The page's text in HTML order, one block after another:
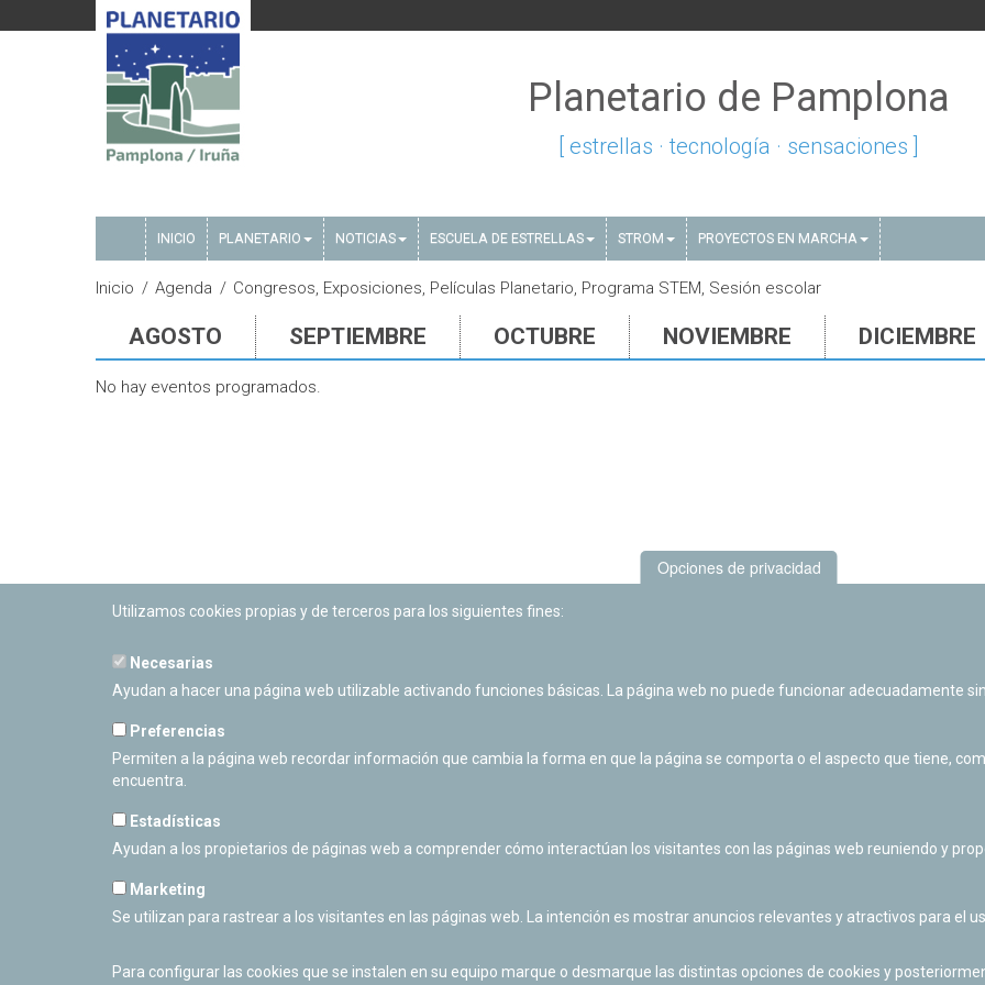
Planetario de Pamplona
[ estrellas · tecnología · sensaciones ]
INICIO PLANETARIO NOTICIAS ESCUELA DE ESTRELLAS STROM PROYECTOS EN MARCHA
Inicio Agenda Congresos, Exposiciones, Películas Planetario, Programa STEM, Sesión escolar
AGOSTO SEPTIEMBRE OCTUBRE NOVIEMBRE DICIEMBRE
No hay eventos programados.
PLANETARIO DE PAMPLONA
Calle Sancho RamÃ­rez, s/n
Cerrado Temporalmente
Opciones de privacidad
Utilizamos cookies propias y de terceros para los siguientes fines:
Necesarias
Ayudan a hacer una página web utilizable activando funciones básicas. La página web no puede funcionar adecuadamente
Preferencias
Permiten a la página web recordar información que cambia la forma en que la página se comporta o el aspecto que tiene,
encuentra.
Estadísticas
Ayudan a los propietarios de páginas web a comprender cómo interactúan los visitantes con las páginas web reuniendo y
Marketing
Se utilizan para rastrear a los visitantes en las páginas web. La intención es mostrar anuncios relevantes y atractivos para el
Para configurar las cookies que se instalen en su equipo marque o desmarque las distintas opciones de cookies y